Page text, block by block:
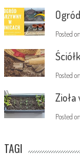
Posted on
Posted on
Posted on
TAGI